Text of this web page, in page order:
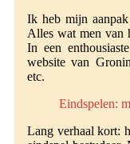
Ik heb mijn
Alles wat men van
In een
website van
etc.
Eindspelen:
Lang verhaal kort: